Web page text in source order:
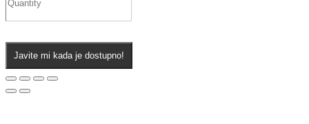
Javite mi kada je dostupno!